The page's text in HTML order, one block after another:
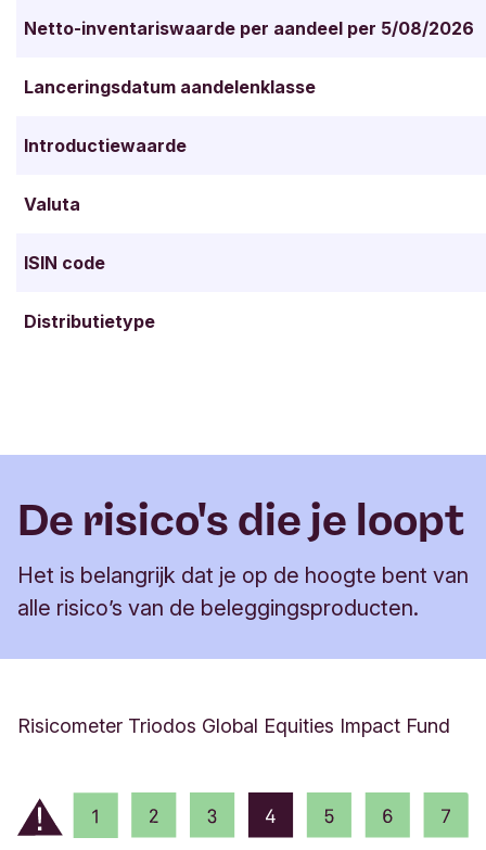
Netto-inventariswaarde per aandeel per 5/08/2026
Lanceringsdatum aandelenklasse
Introductiewaarde
Valuta
ISIN code
Distributietype
De risico's die je loopt
Het is belangrijk dat je op de hoogte bent van
alle risico’s van de beleggingsproducten.
Risicometer Triodos Global Equities Impact Fund